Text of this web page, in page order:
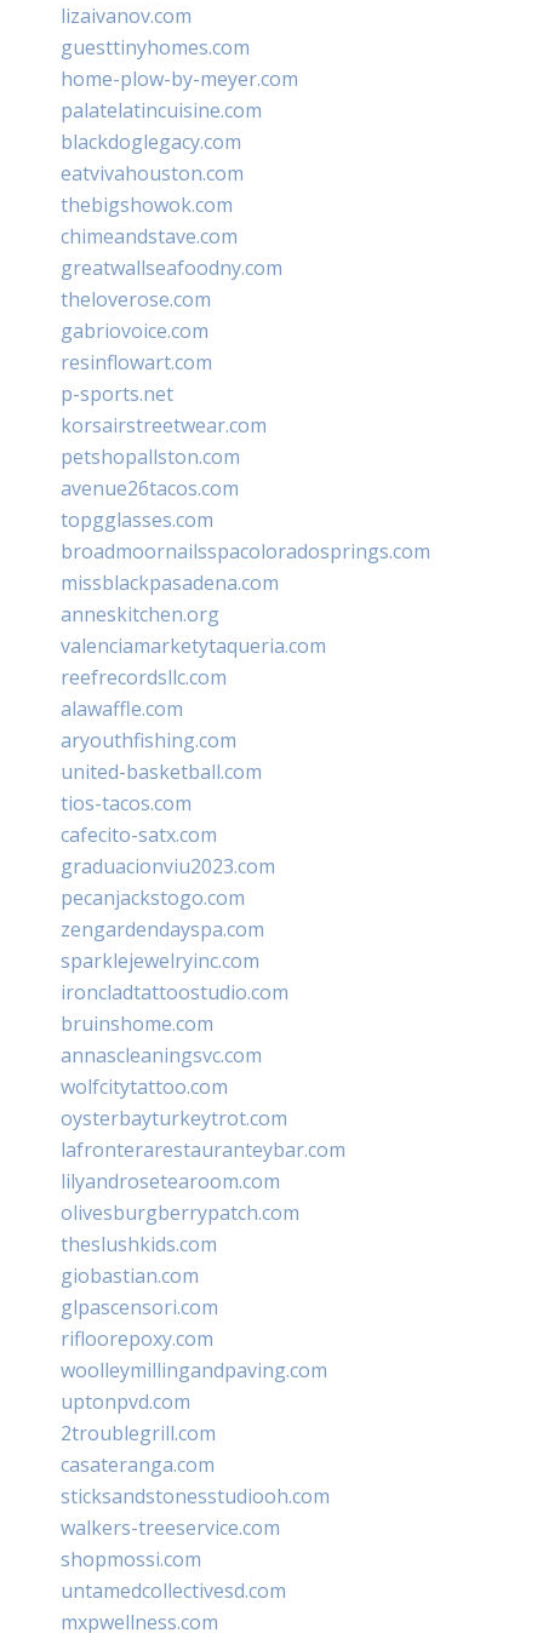
lizaivanov.com
guesttinyhomes.com
home-plow-by-meyer.com
palatelatincuisine.com
blackdoglegacy.com
eatvivahouston.com
thebigshowok.com
chimeandstave.com
greatwallseafoodny.com
theloverose.com
gabriovoice.com
resinflowart.com
p-sports.net
korsairstreetwear.com
petshopallston.com
avenue26tacos.com
topgglasses.com
broadmoornailsspacoloradosprings.com
missblackpasadena.com
anneskitchen.org
valenciamarketytaqueria.com
reefrecordsllc.com
alawaffle.com
aryouthfishing.com
united-basketball.com
tios-tacos.com
cafecito-satx.com
graduacionviu2023.com
pecanjackstogo.com
zengardendayspa.com
sparklejewelryinc.com
ironcladtattoostudio.com
bruinshome.com
annascleaningsvc.com
wolfcitytattoo.com
oysterbayturkeytrot.com
lafronterarestauranteybar.com
lilyandrosetearoom.com
olivesburgberrypatch.com
theslushkids.com
giobastian.com
glpascensori.com
rifloorepoxy.com
woolleymillingandpaving.com
uptonpvd.com
2troublegrill.com
casateranga.com
sticksandstonesstudiooh.com
walkers-treeservice.com
shopmossi.com
untamedcollectivesd.com
mxpwellness.com